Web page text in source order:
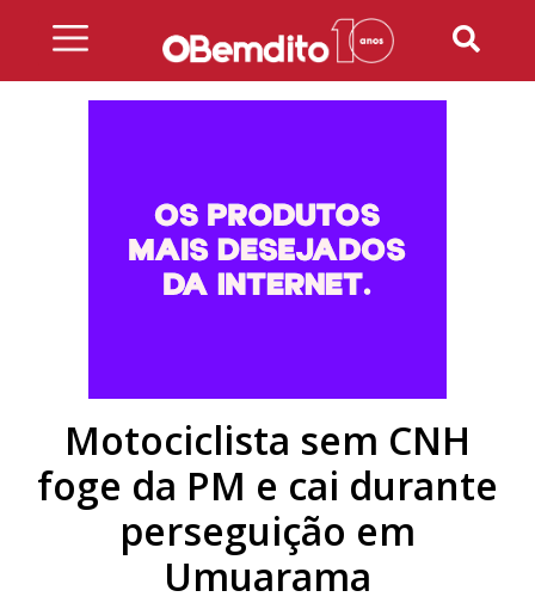
Motociclista sem CNH
foge da PM e cai durante
perseguição em
Umuarama